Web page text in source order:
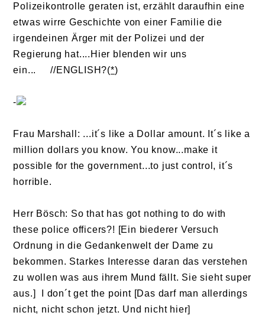
Polizeikontrolle geraten ist, erzählt daraufhin eine
etwas wirre Geschichte von einer Familie die
irgendeinen Ärger mit der Polizei und der
Regierung hat....Hier blenden wir uns
ein... //ENGLISH?(*)
-
Frau Marshall: ...it´s like a Dollar amount. It´s like a
million dollars you know. You know...make it
possible for the government...to just control, it´s
horrible.
Herr Bösch: So that has got nothing to do with
these police officers?! [Ein biederer Versuch
Ordnung in die Gedankenwelt der Dame zu
bekommen. Starkes Interesse daran das verstehen
zu wollen was aus ihrem Mund fällt. Sie sieht super
aus.] I don´t get the point [Das darf man allerdings
nicht, nicht schon jetzt. Und nicht hier]